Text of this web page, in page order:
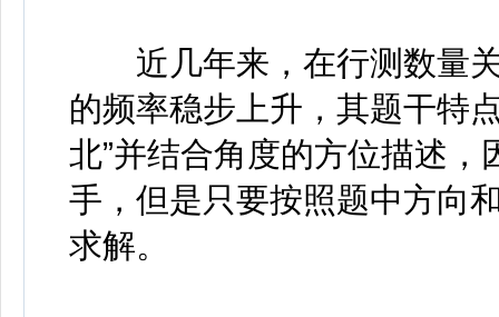
近几年来，在行测数量关
的频率稳步上升，其题干特
北”并结合角度的方位描述
手，但是只要按照题中方向
求解。